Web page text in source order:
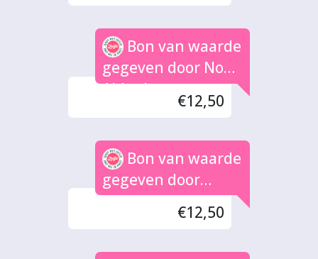
Bon van waarde
gegeven door Noah
Aldoula
€12,50
Bon van waarde
gegeven door
kevin
€12,50